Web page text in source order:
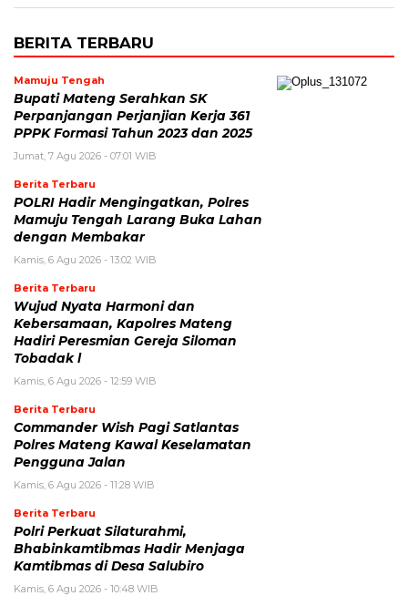
BERITA TERBARU
Mamuju Tengah
Bupati Mateng Serahkan SK
Perpanjangan Perjanjian Kerja 361
PPPK Formasi Tahun 2023 dan 2025
Jumat, 7 Agu 2026 - 07:01 WIB
Berita Terbaru
POLRI Hadir Mengingatkan, Polres
Mamuju Tengah Larang Buka Lahan
dengan Membakar
Kamis, 6 Agu 2026 - 13:02 WIB
Berita Terbaru
Wujud Nyata Harmoni dan
Kebersamaan, Kapolres Mateng
Hadiri Peresmian Gereja Siloman
Tobadak l
Kamis, 6 Agu 2026 - 12:59 WIB
Berita Terbaru
Commander Wish Pagi Satlantas
Polres Mateng Kawal Keselamatan
Pengguna Jalan
Kamis, 6 Agu 2026 - 11:28 WIB
Berita Terbaru
Polri Perkuat Silaturahmi,
Bhabinkamtibmas Hadir Menjaga
Kamtibmas di Desa Salubiro
Kamis, 6 Agu 2026 - 10:48 WIB